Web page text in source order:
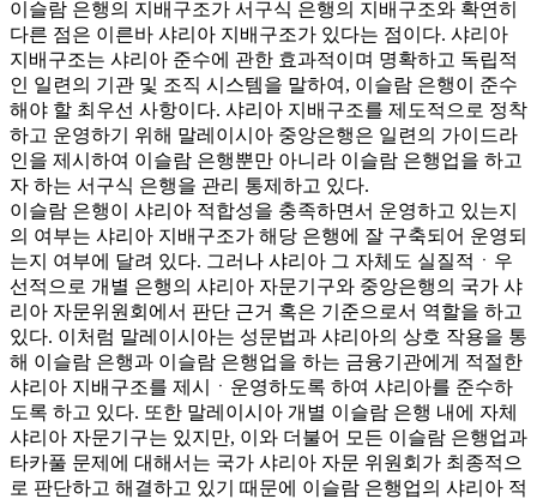
이슬람 은행의 지배구조가 서구식 은행의 지배구조와 확연히
다른 점은 이른바 샤리아 지배구조가 있다는 점이다. 샤리아
지배구조는 샤리아 준수에 관한 효과적이며 명확하고 독립적
인 일련의 기관 및 조직 시스템을 말하여, 이슬람 은행이 준수
해야 할 최우선 사항이다. 샤리아 지배구조를 제도적으로 정착
하고 운영하기 위해 말레이시아 중앙은행은 일련의 가이드라
인을 제시하여 이슬람 은행뿐만 아니라 이슬람 은행업을 하고
자 하는 서구식 은행을 관리 통제하고 있다.
이슬람 은행이 샤리아 적합성을 충족하면서 운영하고 있는지
의 여부는 샤리아 지배구조가 해당 은행에 잘 구축되어 운영되
는지 여부에 달려 있다. 그러나 샤리아 그 자체도 실질적ㆍ우
선적으로 개별 은행의 샤리아 자문기구와 중앙은행의 국가 샤
리아 자문위원회에서 판단 근거 혹은 기준으로서 역할을 하고
있다. 이처럼 말레이시아는 성문법과 샤리아의 상호 작용을 통
해 이슬람 은행과 이슬람 은행업을 하는 금융기관에게 적절한
샤리아 지배구조를 제시ㆍ운영하도록 하여 샤리아를 준수하
도록 하고 있다. 또한 말레이시아 개별 이슬람 은행 내에 자체
샤리아 자문기구는 있지만, 이와 더불어 모든 이슬람 은행업과
타카풀 문제에 대해서는 국가 샤리아 자문 위원회가 최종적으
로 판단하고 해결하고 있기 때문에 이슬람 은행업의 샤리아 적